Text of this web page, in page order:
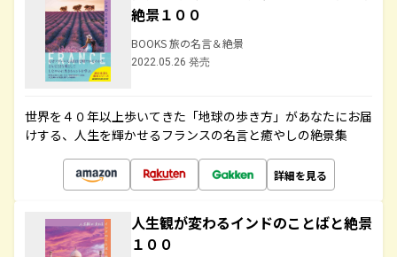
絶景１００
BOOKS 旅の名言＆絶景
2022.05.26 発売
世界を４０年以上歩いてきた「地球の歩き方」があなたにお届
けする、人生を輝かせるフランスの名言と癒やしの絶景集
詳細を見る
人生観が変わるインドのことばと絶景
１００